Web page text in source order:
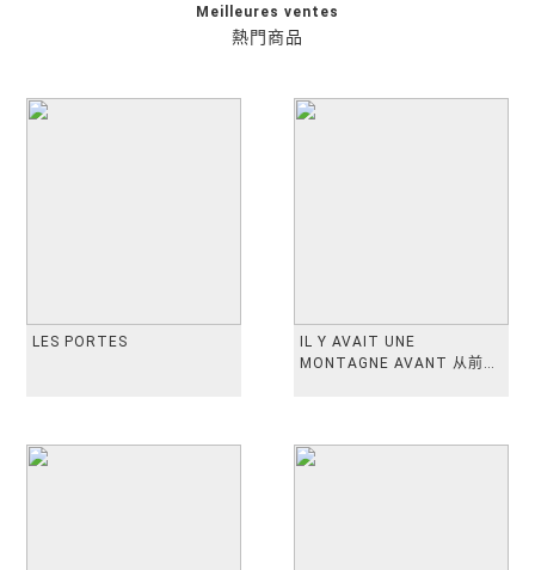
熱門商品
Meilleures ventes
LES PORTES
IL Y AVAIT UNE
MONTAGNE AVANT 从前有